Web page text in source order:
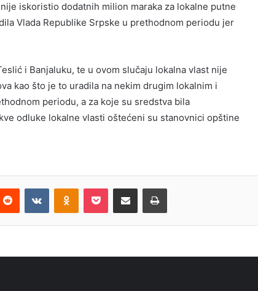
iskoristio dodatnih milion maraka za lokalne putne
Vlada Republike Srpske u prethodnom periodu jer
i Banjaluku, te u ovom slučaju lokalna vlast nije
kao što je to uradila na nekim drugim lokalnim i
periodu, a za koje su sredstva bila
odluke lokalne vlasti oštećeni su stanovnici opštine
Reddit VKontakteOdnoklassniki
Pocket Share via Email Print